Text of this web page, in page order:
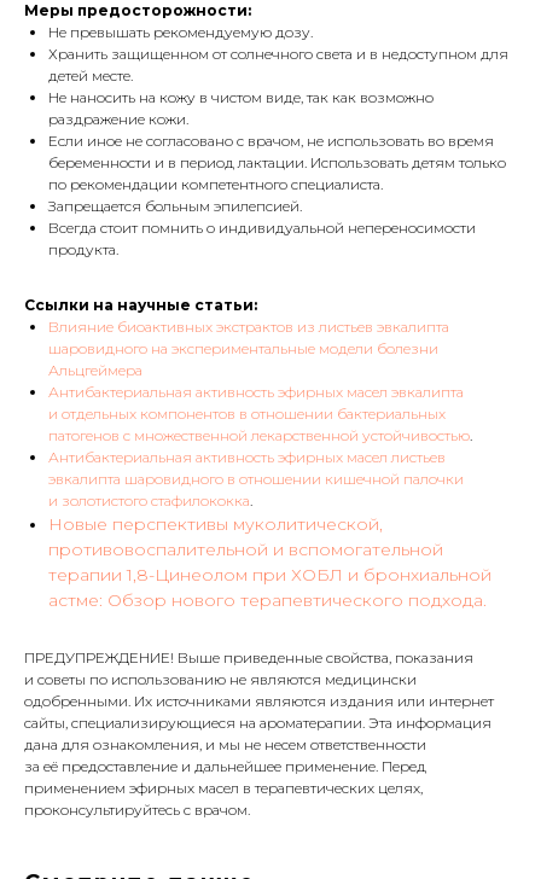
Меры предосторожности:
Не превышать рекомендуемую дозу.
Хранить защищенном от солнечного света и в недоступном для
детей месте.
Не наносить на кожу в чистом виде, так как возможно
раздражение кожи.
Если иное не согласовано с врачом, не использовать во время
беременности и в период лактации. Использовать детям только
по рекомендации компетентного специалиста.
Запрещается больным эпилепсией.
Всегда стоит помнить о индивидуальной непереносимости
продукта.
Ссылки на научные статьи:
Влияние биоактивных экстрактов из листьев эвкалипта
шаровидного на экспериментальные модели болезни
Альцгеймера
Антибактериальная активность эфирных масел эвкалипта
и отдельных компонентов в отношении бактериальных
патогенов с множественной лекарственной устойчивостью.
Антибактериальная активность эфирных масел листьев
эвкалипта шаровидного в отношении кишечной палочки
и золотистого стафилококка.
Новые перспективы муколитической,
противовоспалительной и вспомогательной
терапии 1,8-Цинеолом при ХОБЛ и бронхиальной
астме: Обзор нового терапевтического подхода.
ПРЕДУПРЕЖДЕНИЕ! Выше приведенные свойства, показания
и советы по использованию не являются медицински
одобренными. Их источниками являются издания или интернет
сайты, специализирующиеся на ароматерапии. Эта информация
дана для ознакомления, и мы не несем ответственности
за её предоставление и дальнейшее применение. Перед
применением эфирных масел в терапевтических целях,
проконсультируйтесь с врачом.